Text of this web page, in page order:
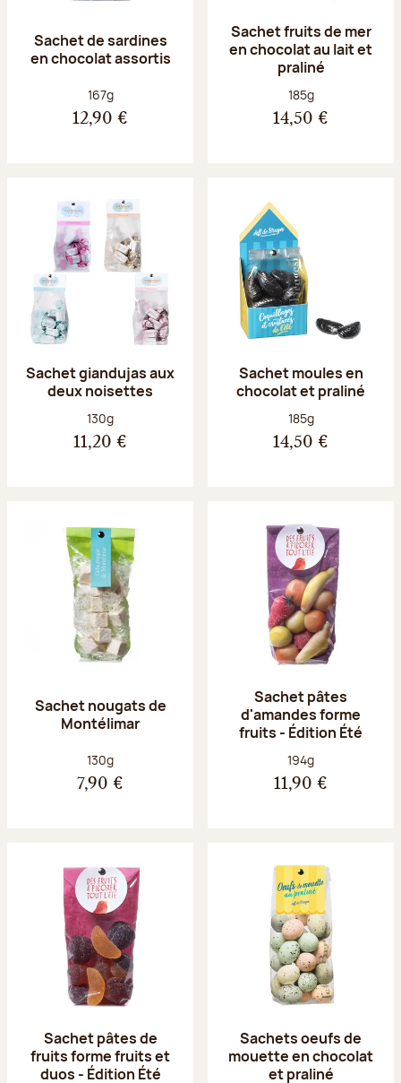
Sachet de sardines
en chocolat assortis
Poids net :
167g
12,90 €
Sachet fruits de mer
en chocolat au lait et
praliné
Poids net :
185g
14,50 €
Sachet giandujas aux
deux noisettes
Poids net :
130g
11,20 €
Sachet moules en
chocolat et praliné
Poids net :
185g
14,50 €
Sachet nougats de
Montélimar
Poids net :
130g
7,90 €
Sachet pâtes
d'amandes forme
fruits - Édition Été
Poids net :
194g
11,90 €
Sachet pâtes de
fruits forme fruits et
duos - Édition Été
Sachets oeufs de
mouette en chocolat
et praliné